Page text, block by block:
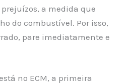
a medida que
do combustível. Por isso,
pare imediatamente e
no ECM, a primeira